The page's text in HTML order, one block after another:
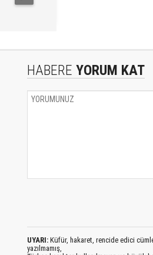
HABERE YORUM KAT
UYARI: Küfür, hakaret, rencide edici
yazılmamış,